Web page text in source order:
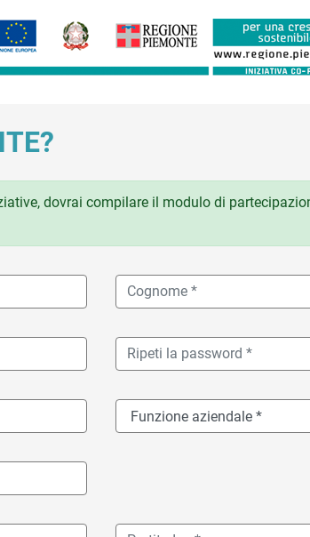
dovrai compilare il modulo di